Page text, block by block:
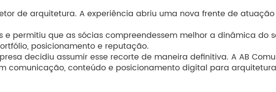
de arquitetura. A experiência abriu uma nova frente de
permitiu que as sócias compreendessem melhor a dinâmica do
posicionamento e reputação.
decidiu assumir esse recorte de maneira definitiva. A AB
comunicação, conteúdo e posicionamento digital para